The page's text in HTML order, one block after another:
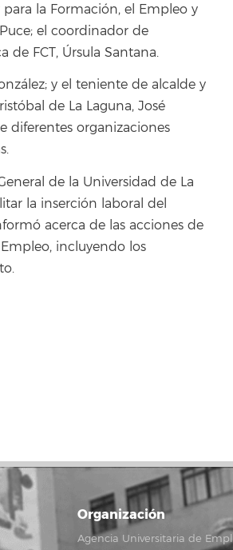
la Formación, el Empleo y
el coordinador de
de FCT, Úrsula Santana.
y el teniente de alcalde y
de La Laguna, José
diferentes organizaciones
de la Universidad de La
la inserción laboral del
acerca de las acciones de
incluyendo los
Organización
Agencia Universitaria de